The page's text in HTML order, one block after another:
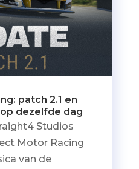
patch 2.1 en
dezelfde dag
Studios
Motor Racing
van de